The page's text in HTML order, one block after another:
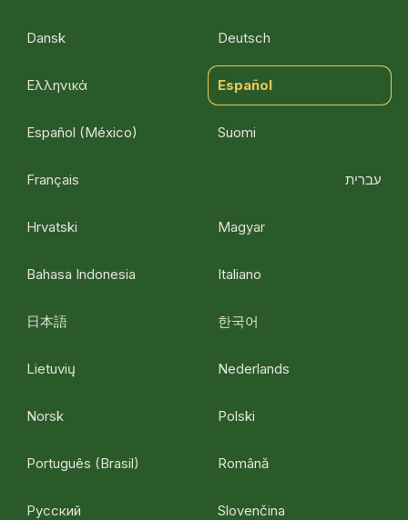
Dansk Deutsch
Ελληνικά Español
Español (México) Suomi
Français עברית
Hrvatski Magyar
Bahasa Indonesia Italiano
日本語 한국어
Lietuvių Nederlands
Norsk Polski
Português (Brasil) Română
Русский Slovenčina